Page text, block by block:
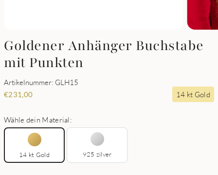
Goldener Anhänger Buchstabe
mit Punkten
Artikelnummer: GLH15
€231,00 14 kt Gold
Wähle dein Material:
14 kt Gold 925 zilver